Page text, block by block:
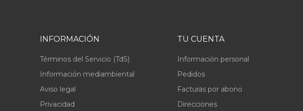
INFORMACIÓN
Términos del Servicio (TdS)
Información mediambiental
Aviso legal
Privacidad
TU CUENTA
Información personal
Pedidos
Facturas por abono
Direcciones